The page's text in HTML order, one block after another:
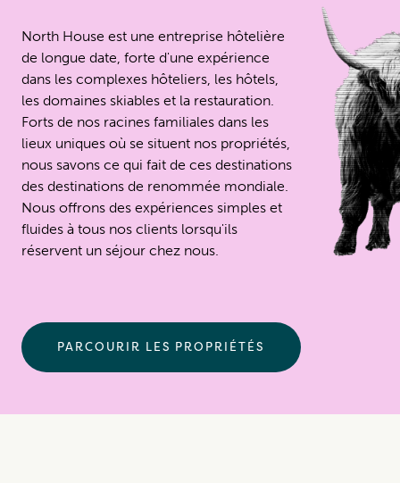
North House est une entreprise hôtelière
de longue date, forte d'une expérience
dans les complexes hôteliers, les hôtels,
les domaines skiables et la restauration.
Forts de nos racines familiales dans les
lieux uniques où se situent nos propriétés,
nous savons ce qui fait de ces destinations
des destinations de renommée mondiale.
Nous offrons des expériences simples et
fluides à tous nos clients lorsqu'ils
réservent un séjour chez nous.
PARCOURIR LES PROPRIÉTÉS